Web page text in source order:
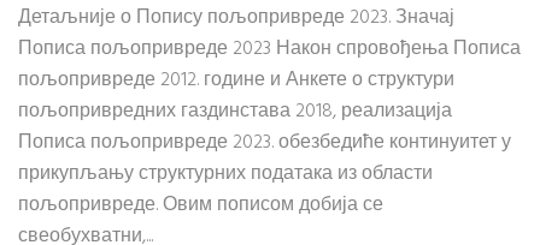
Детаљније о Попису пољопривреде 2023. Значај
Пописа пољопривреде 2023 Након спровођења Пописа
пољопривреде 2012. године и Анкете о структури
пољопривредних газдинстава 2018, реализација
Пописа пољопривреде 2023. обезбедиће континуитет у
прикупљању структурних података из области
пољопривреде. Овим пописом добија се
свеобухватни,...